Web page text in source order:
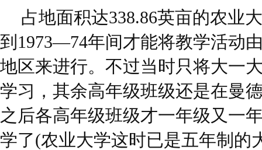
占地面积达338.86英亩的农业
到1973—74年间才能将教学活动
地区来进行。不过当时只将大一
学习，其余高年级班级还是在曼
之后各高年级班级才一年级又一
学了(农业大学这时已是五年制的